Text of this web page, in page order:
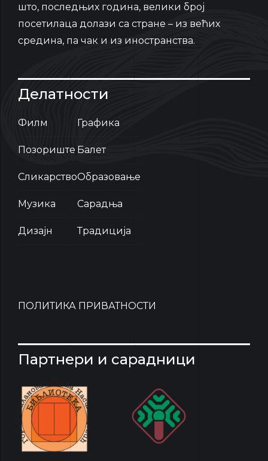
што, последњих година, велики број
посетилаца долази са стране – из већих
средина, па чак и из иностранства.
Делатности
Филм
Позориште
Сликарство
Музика
Дизајн
Графика
Балет
Образовање
Сарадња
Традиција
ПОЛИТИКА ПРИВАТНОСТИ
Партнери и сарадници